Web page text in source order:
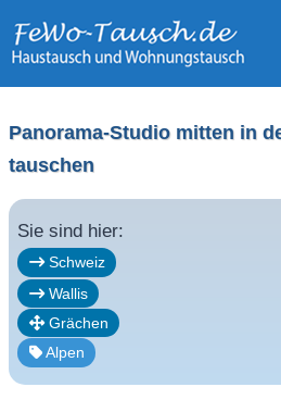
Inhalt
Panorama-Studio mitten in
tauschen
Sie sind hier:
Schweiz
Wallis
Grächen
Alpen